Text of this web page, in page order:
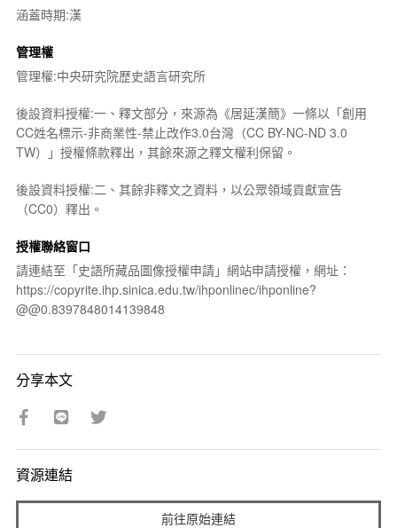
涵蓋時期:漢
管理權
管理權:中央研究院歷史語言研究所
後設資料授權:一、釋文部分，來源為《居延漢簡》一條以「創用
CC姓名標示-非商業性-禁止改作3.0台灣（CC BY-NC-ND 3.0
TW）」授權條款釋出，其餘來源之釋文權利保留。
後設資料授權:二、其餘非釋文之資料，以公眾領域貢獻宣告
（CC0）釋出。
授權聯絡窗口
請連結至「史語所藏品圖像授權申請」網站申請授權，網址：
https://copyrite.ihp.sinica.edu.tw/ihponlinec/ihponline?
@@0.8397848014139848
分享本文
資源連結
前往原始連結